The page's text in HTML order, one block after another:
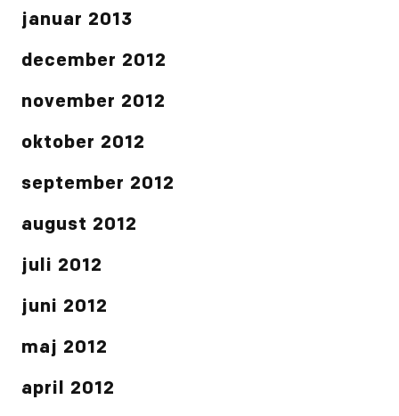
januar 2013
december 2012
november 2012
oktober 2012
september 2012
august 2012
juli 2012
juni 2012
maj 2012
april 2012